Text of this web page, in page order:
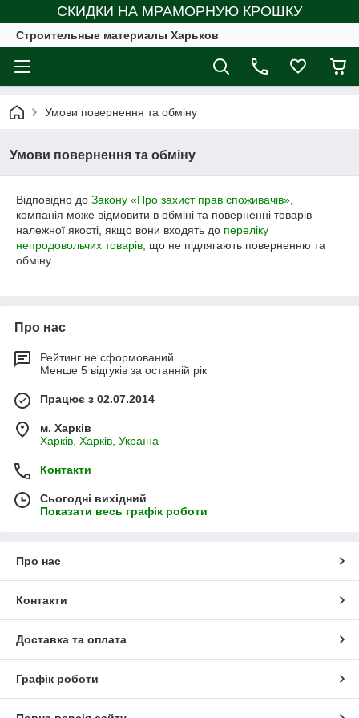
СКИДКИ НА МРАМОРНУЮ КРОШКУ
Строительные материалы Харьков
Умови повернення та обміну
Умови повернення та обміну
Відповідно до Закону «Про захист прав споживачів»
компанія може відмовити в обміні та поверненні товарів
належної якості, якщо вони входять до переліку
непродовольчих товарів , що не підлягають поверненню та
обміну.
Про нас
Рейтинг не сформований
Менше 5 відгуків за останній рік
Працює з 02.07.2014
м. Харків
Харків, Харків, Україна
Контакти
Сьогодні вихідний
Показати весь графік роботи
Про нас
Контакти
Доставка та оплата
Графік роботи